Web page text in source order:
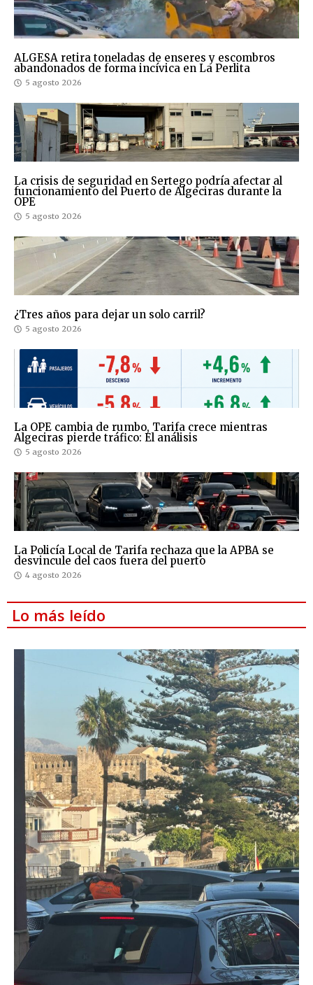
ALGESA retira toneladas de enseres y escombros
abandonados de forma incívica en La Perlita
5 agosto 2026
La crisis de seguridad en Sertego podría afectar al
funcionamiento del Puerto de Algeciras durante la
OPE
5 agosto 2026
¿Tres años para dejar un solo carril?
5 agosto 2026
La OPE cambia de rumbo, Tarifa crece mientras
Algeciras pierde tráfico: El análisis
5 agosto 2026
La Policía Local de Tarifa rechaza que la APBA se
desvincule del caos fuera del puerto
4 agosto 2026
Lo más leído